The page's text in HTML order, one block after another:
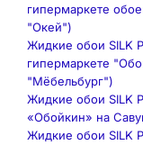
гипермаркете
"Окей")
Жидкие обои SILK
гипермаркете
"Мёбельбург")
Жидкие обои SILK
«Обойкин» на
Жидкие обои SILK